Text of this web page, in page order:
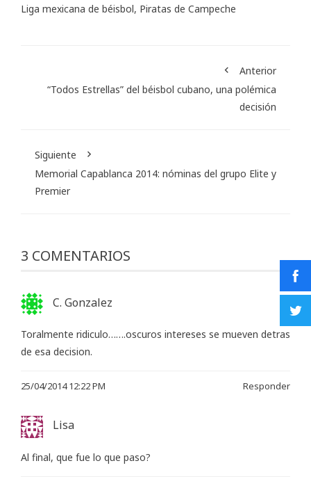
Liga mexicana de béisbol, Piratas de Campeche
Anterior
“Todos Estrellas” del béisbol cubano, una polémica
decisión
Siguiente
Memorial Capablanca 2014: nóminas del grupo Elite y
Premier
3 COMENTARIOS
C. Gonzalez
Toralmente ridiculo…….oscuros intereses se mueven detras
de esa decision.
25/04/2014 12:22 PM Responder
Lisa
Al final, que fue lo que paso?